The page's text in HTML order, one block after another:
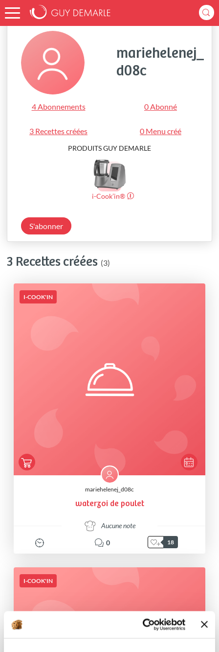
Accueil mariehelenej_d08c
mariehelenej_
d08c
4 Abonnements 0 Abonné
3 Recettes créées 0 Menu créé
PRODUITS GUY DEMARLE
i-Cook’in®
S'abonner
3 Recettes créées (3)
I-COOK'IN
mariehelenej_d08c
waterzoi de poulet
Aucune note
0 18
I-COOK'IN